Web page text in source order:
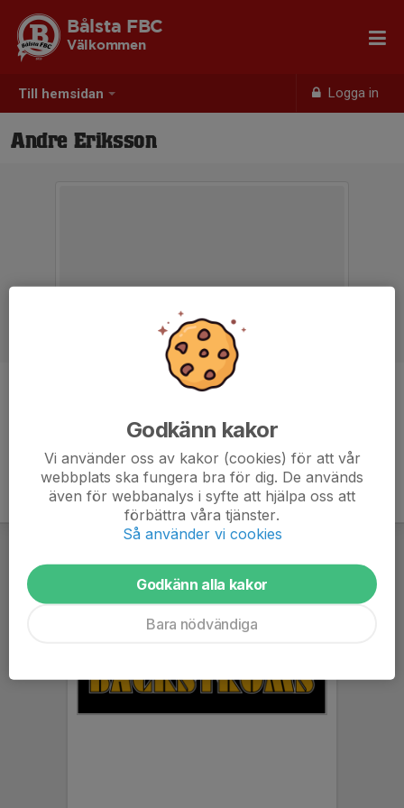
Till hemsidan Logga in
Bålsta FBC
Välkommen
Andre Eriksson
Godkänn kakor
Vi använder oss av kakor (cookies) för att vår
webbplats ska fungera bra för dig. De används
även för webbanalys i syfte att hjälpa oss att
förbättra våra tjänster.
Så använder vi cookies
Godkänn alla kakor
Bara nödvändiga